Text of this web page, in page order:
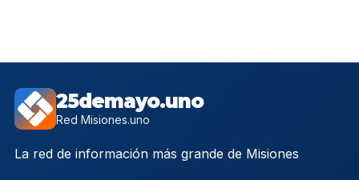
25demayo.uno
Red Misiones.uno
La red de información más grande de Misiones